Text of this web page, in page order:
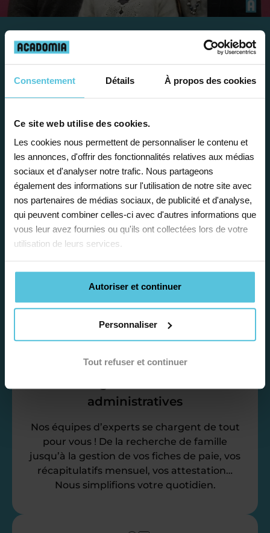
Consentement Détails À propos des cookies
Ce site web utilise des cookies.
Les cookies nous permettent de personnaliser le contenu et
les annonces, d'offrir des fonctionnalités relatives aux médias
sociaux et d'analyser notre trafic. Nous partageons
également des informations sur l'utilisation de notre site avec
nos partenaires de médias sociaux, de publicité et d'analyse,
qui peuvent combiner celles-ci avec d'autres informations que
vous leur avez fournies ou qu'ils ont collectées lors de votre
utilisation de leurs services.
Autoriser et continuer
Personnaliser
Tout refuser et continuer
Travailler chez Acadomia
présente de nombreux
avantages
Enseignez près de chez vous, selon
vos horaires
Afin de garantir le meilleur
emploi du temps en fonction de votre profil,
vos disponibilités et votre flexibilité.
administratives
Nos équipes d’experts se chargent de tout
pour vous ! De la recherche de famille
jusqu’à la gestion de vos fiches de paie, vos
récapitulatifs mensuel, vos attestation…
Nous simplifions votre quotidien.